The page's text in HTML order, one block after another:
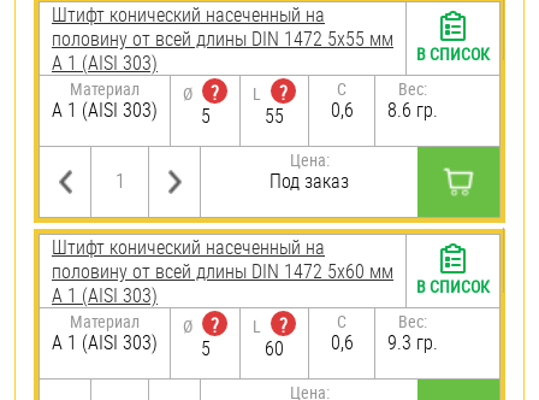
Штифт конический насеченный на
половину от всей длины DIN 1472 5х55 мм
А 1 (AISI 303)
Материал
А 1 (AISI 303)
Ø
?
5
L
?
55
C
0,6
Вес:
8.6 гр.
Цена:
Под заказ
В СПИСОК
Штифт конический насеченный на
половину от всей длины DIN 1472 5х60 мм
А 1 (AISI 303)
Материал
А 1 (AISI 303)
Ø
?
5
L
?
60
C
0,6
Вес:
9.3 гр.
Цена:
В СПИСОК